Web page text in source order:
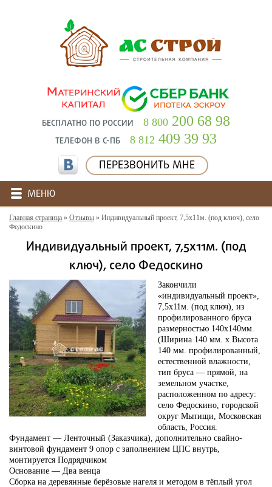
БЕСПЛАТНО ПО РОССИИ 8 800 200 68 98
ТЕЛЕФОН В С-ПБ 8 812 409 39 93
ПЕРЕЗВОНИТЬ МНЕ
МЕНЮ
Главная страница » Отзывы » Индивидуальный проект, 7,5х11м. (под ключ), село
Федоскино
Индивидуальный проект, 7,5х11м. (под
ключ), село Федоскино
Закончили
«индивидуальный проект»,
7,5х11м. (под ключ), из
профилированного бруса
размерностью 140х140мм.
(Ширина 140 мм. х Высота
140 мм. профилированный,
естественной влажности,
тип бруса — прямой, на
земельном участке,
расположенном по адресу:
село Федоскино, городской
округ Мытищи, Московская
область, Россия.
Фундамент — Ленточный (Заказчика), дополнительно свайно-
винтовой фундамент 9 опор с заполнением ЦПС внутрь,
монтируется Подрядчиком
Основание — Два венца
Сборка на деревянные берёзовые нагеля и методом в тёплый угол